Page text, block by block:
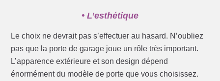
• L’esthétique
Le choix ne devrait pas s’effectuer au hasard. N’oubliez
pas que la porte de garage joue un rôle très important.
L’apparence extérieure et son design dépend
énormément du modèle de porte que vous choisissez.